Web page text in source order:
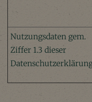
Nutzungsdaten gem.
Ziffer 1.3 dieser